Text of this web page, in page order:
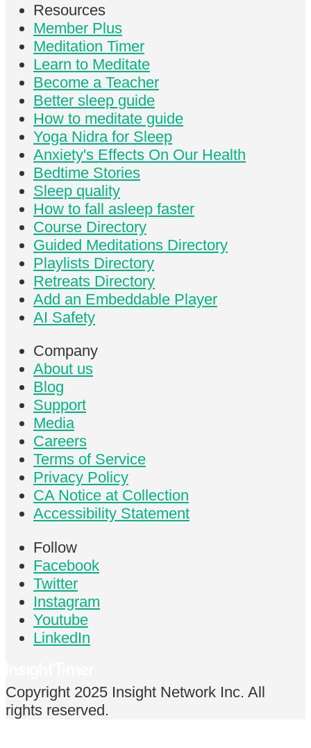
Resources
Member Plus
Meditation Timer
Learn to Meditate
Become a Teacher
Better sleep guide
How to meditate guide
Yoga Nidra for Sleep
Anxiety's Effects On Our Health
Bedtime Stories
Sleep quality
How to fall asleep faster
Course Directory
Guided Meditations Directory
Playlists Directory
Retreats Directory
Add an Embeddable Player
AI Safety
Company
About us
Blog
Support
Media
Careers
Terms of Service
Privacy Policy
CA Notice at Collection
Accessibility Statement
Follow
Facebook
Twitter
Instagram
Youtube
LinkedIn
Copyright 2025 Insight Network Inc. All
rights reserved.